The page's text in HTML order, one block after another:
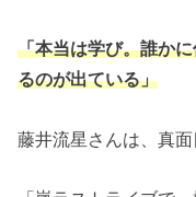
「本当は学び。誰か
るのが出ている」
藤井流星さんは、真面